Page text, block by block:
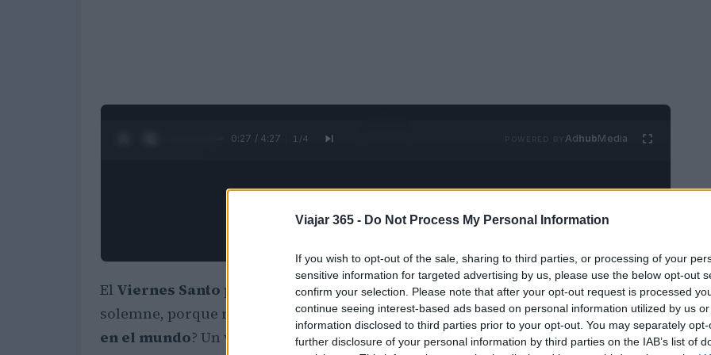
Viajar 365 - Do Not Process My Personal Information
If you wish to opt-out of the sale, sharing to third parties, or processing of your
sensitive information for targeted advertising by us, please use the below opt-out
confirm your selection. Please note that after your opt-out request is processed
continue seeing interest-based ads based on personal information utilized by us
information disclosed to third parties prior to your opt-out. You may separately
further disclosure of your personal information by third parties on the IAB’s list of
0:28 / 4:27 1 /4 AdhubMedia
El Viernes Santo para las Iglesias cristianas es un momento muy importante y
solemne, porque recuerda la pasión y crucifixión de Jesús, perocómo se celebra
en el mundo? Un viaje para descubrir las tradiciones y celebraciones en los